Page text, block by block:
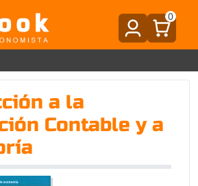
0
a la
Contable y a